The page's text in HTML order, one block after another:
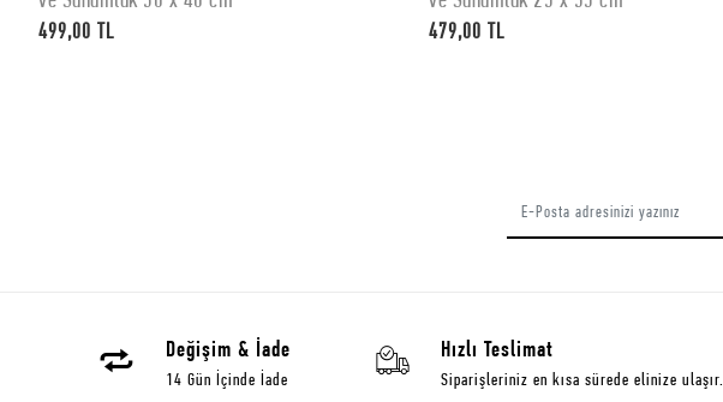
499,00 TL 479,00 TL
Değişim & İade
14 Gün İçinde İade
Hızlı Teslimat
Siparişleriniz en kısa sürede elinize ulaşır.